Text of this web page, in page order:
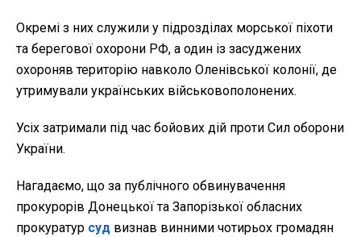
Окремі з них служили у підрозділах морської піхоти
та берегової охорони РФ, а один із засуджених
охороняв територію навколо Оленівської колонії, де
утримували українських військовополонених.
Усіх затримали під час бойових дій проти Сил оборони
України.
Нагадаємо, що за публічного обвинувачення
прокурорів Донецької та Запорізької обласних
прокуратур суд визнав винними чотирьох громадян